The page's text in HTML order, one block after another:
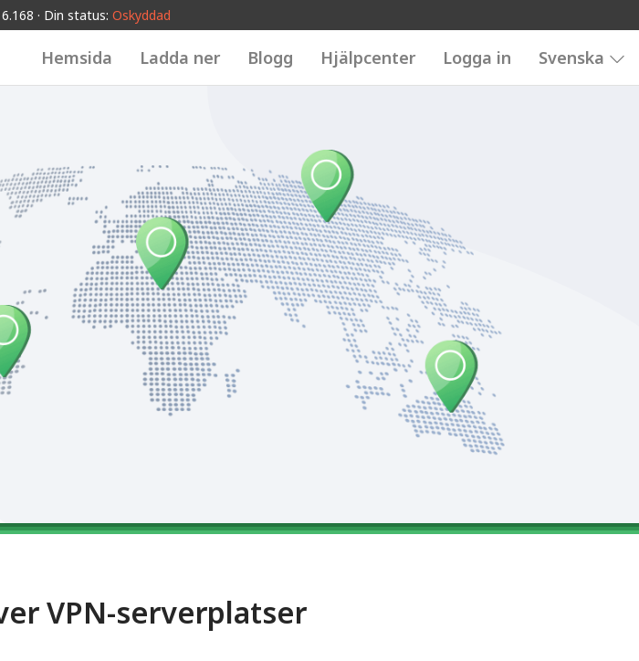
· Din status: Oskyddad
Hemsida Ladda ner Blogg Hjälpcenter Logga in Svenska
VPN-serverplatser